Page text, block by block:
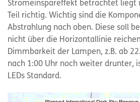
Stromeinspareffekt betrachtet liegt
Teil richtig. Wichtig sind die
Abstrahlung nach oben. Diese soll
nicht über die Horizontallinie
Dimmbarkeit der Lampen, z.B. ab
nach 1:00 Uhr noch weiter drunter,
LEDs Standard.